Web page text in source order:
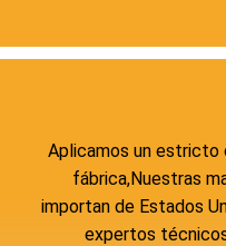
Aplicamos un estricto
fábrica,Nuestras
importan de Estados
expertos